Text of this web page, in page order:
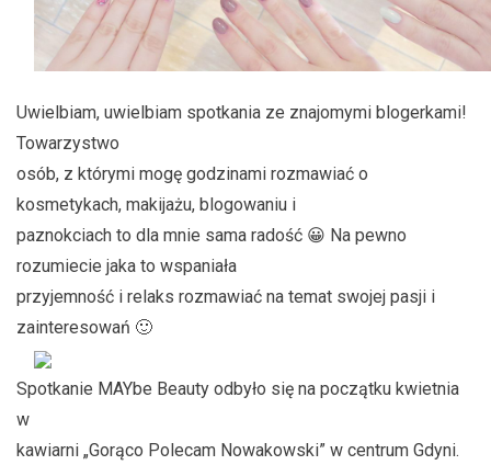
Uwielbiam, uwielbiam spotkania ze znajomymi blogerkami!
Towarzystwo
osób, z którymi mogę godzinami rozmawiać o
kosmetykach, makijażu, blogowaniu i
paznokciach to dla mnie sama radość 😀 Na pewno
rozumiecie jaka to wspaniała
przyjemność i relaks rozmawiać na temat swojej pasji i
zainteresowań 🙂
Spotkanie MAYbe Beauty odbyło się na początku kwietnia
w
kawiarni „Gorąco Polecam Nowakowski” w centrum Gdyni.